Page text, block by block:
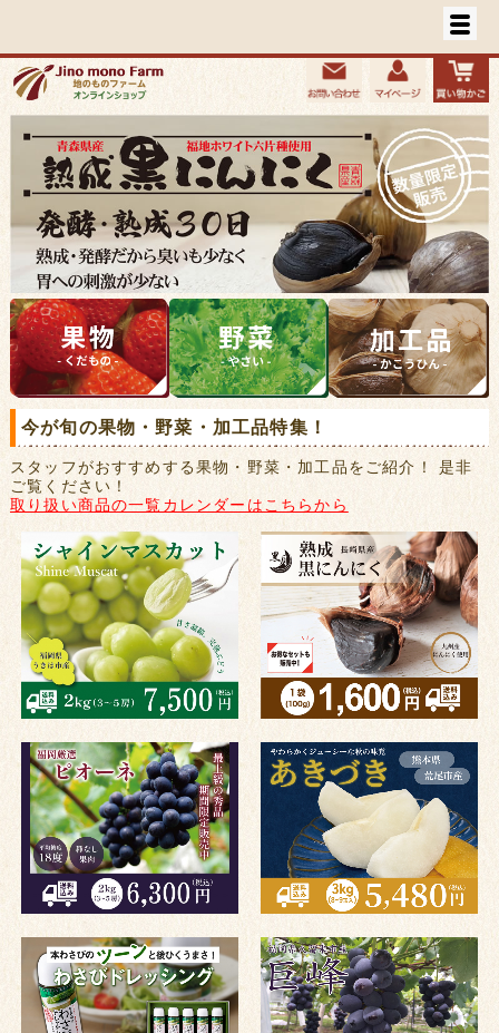
今が旬の果物・野菜・加工品特集！
スタッフがおすすめする果物・野菜・加工品をご紹介！ 是非
ご覧ください！
取り扱い商品の一覧カレンダーはこちらから